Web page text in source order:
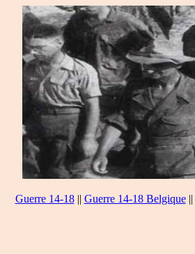
Guerre 14-18|| Guerre 14-18 Belgique||